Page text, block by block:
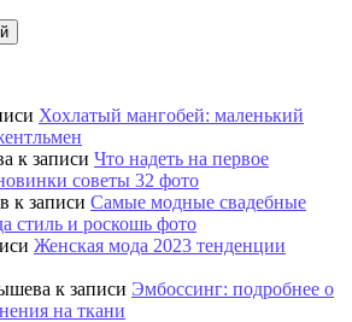
Хохлатый мангобей: маленький
к записи Что надеть на первое
советы 32 фото
к записи Самые модные свадебные
стиль и роскошь фото
Женская мода 2023 тенденции
к записи Эмбоссинг: подробнее о
на ткани